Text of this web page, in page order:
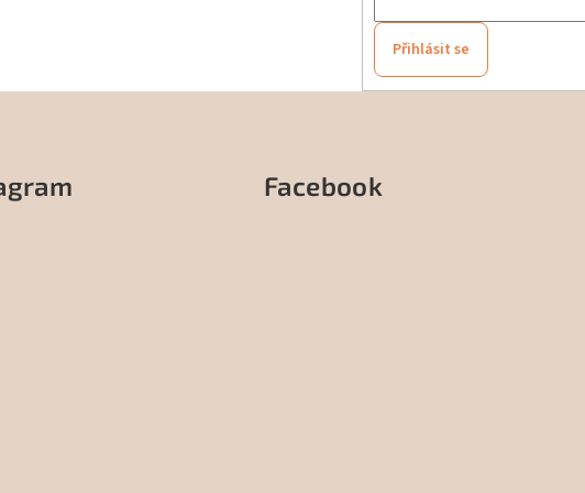
Přihlásit se
Facebook